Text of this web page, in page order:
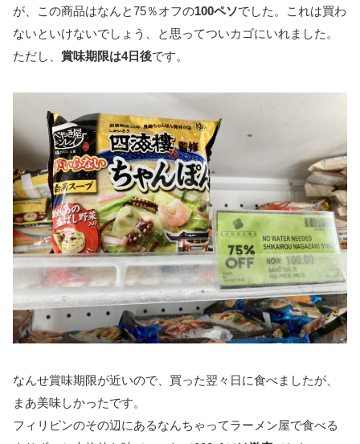
が、この商品はなんと75％オフの100ペソでした。これは買わ
ないといけないでしょう、と思ってついカゴにいれました。
ただし、 賞味期限は4日後です。
なんせ賞味期限が近いので、買った翌々日に食べましたが、
まあ美味しかったです。
フィリピンのその辺にあるなんちゃってラーメン屋で食べる